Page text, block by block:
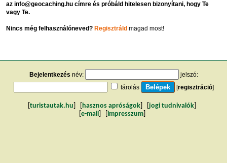
az info@geocaching.hu címre és próbáld hitelesen bizonyítani, hogy Te
vagy Te.
Nincs még felhasználóneved? Regisztráldmagad most!
Bejelentkezés név:
jelszó:
tárolás
[regisztráció]
turistautak.hu hasznos apróságok jogi tudnivalók
e-mail impresszum]